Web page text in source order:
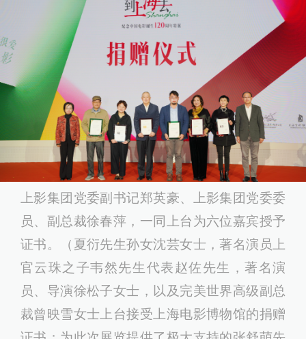
上影集团党委副书记郑英豪、上影集团党委委
员、副总裁徐春萍，一同上台为六位嘉宾授予
证书。（夏衍先生孙女沈芸女士，著名演员上
官云珠之子韦然先生代表赵佐先生，著名演
员、导演徐松子女士，以及完美世界高级副总
裁曾映雪女士上台接受上海电影博物馆的捐赠